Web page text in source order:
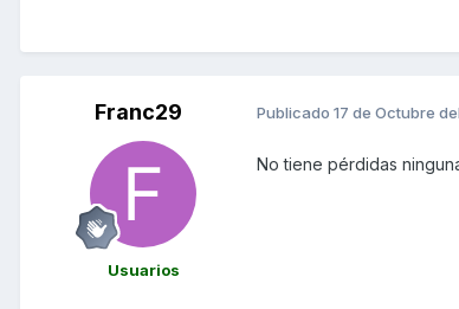
Franc29
Usuarios
Publicado 17 de Octubre
No tiene pérdidas